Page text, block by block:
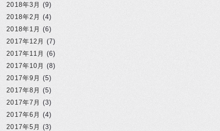
2018年3月 (9)
2018年2月 (4)
2018年1月 (6)
2017年12月 (7)
2017年11月 (6)
2017年10月 (8)
2017年9月 (5)
2017年8月 (5)
2017年7月 (3)
2017年6月 (4)
2017年5月 (3)